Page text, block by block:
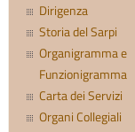
Dirigenza
Storia del Sarpi
Organigramma e
Funzionigramma
Carta dei Servizi
Organi Collegiali